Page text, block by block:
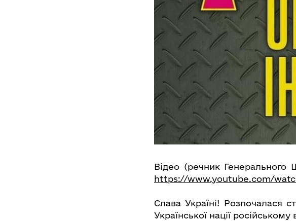
Відео (речник
https://www.youtube.com/
Слава Україні! Розпочалася
Української нації